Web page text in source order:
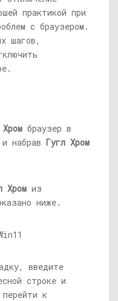
практикой при
с браузером.
шагов,
браузер в
и набрав Гугл Хром
Хром из
ниже.
введите
строке и
к